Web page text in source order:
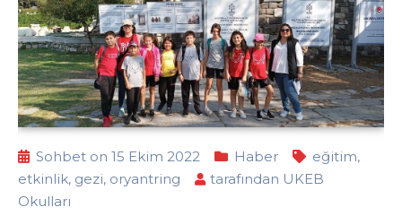
Sohbet on 15 Ekim 2022 Haber eğitim,
etkinlik, gezi, oryantring tarafından UKEB
Okulları